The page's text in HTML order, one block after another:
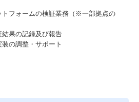
フォームの検証業務（※一部拠点の
果の記録及び報告
の調整・サポート